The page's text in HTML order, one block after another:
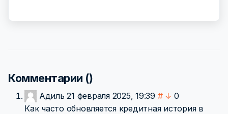
Комментарии ()
Адиль 21 февраля 2025, 19:39 # ↓ 0
Как часто обновляется кредитная история в